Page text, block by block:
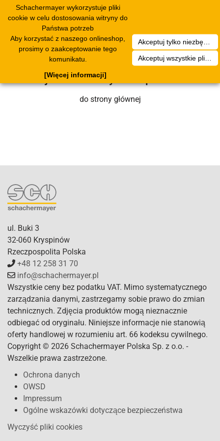
Schachermayer wykorzystuje pliki
cookie w celu dostosowania witryny do
Państwa potrzeb
Aby korzystać z naszego onlineshop,
prosimy o zaakceptowanie tego
komunikatu.
Akceptuj tylko niezbędne pliki cookies
Akceptuj wszystkie pliki cookies
[Więcej informacji]
Niestety wystąpił błąd techniczny. Nasz
zespół serwisowy wkrótce się nim
zajmie. Prosimy o cierpliwość.
do strony głównej
ul. Buki 3
32-060 Kryspinów
Rzeczpospolita Polska
+48 12 258 31 70
info@schachermayer.pl
Wszystkie ceny bez podatku VAT. Mimo systematycznego
zarządzania danymi, zastrzegamy sobie prawo do zmian
technicznych. Zdjęcia produktów mogą nieznacznie
odbiegać od oryginału. Niniejsze informacje nie stanowią
oferty handlowej w rozumieniu art. 66 kodeksu cywilnego.
Copyright © 2026 Schachermayer Polska Sp. z o.o. -
Wszelkie prawa zastrzeżone.
Ochrona danych
OWSD
Impressum
Ogólne wskazówki dotyczące bezpieczeństwa
Wyczyść pliki cookies